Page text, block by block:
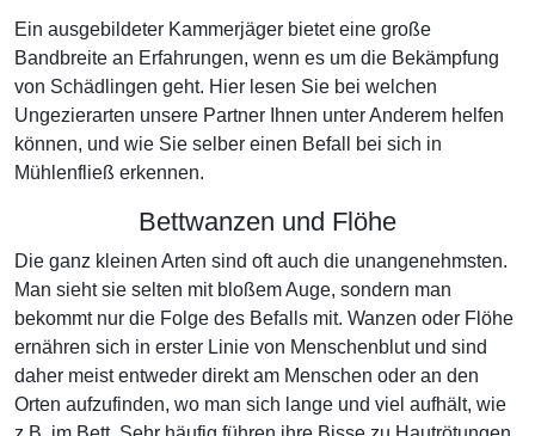
Ein ausgebildeter Kammerjäger bietet eine große
Bandbreite an Erfahrungen, wenn es um die Bekämpfung
von Schädlingen geht. Hier lesen Sie bei welchen
Ungezierarten unsere Partner Ihnen unter Anderem helfen
können, und wie Sie selber einen Befall bei sich in
Mühlenfließ erkennen.
Bettwanzen und Flöhe
Die ganz kleinen Arten sind oft auch die unangenehmsten.
Man sieht sie selten mit bloßem Auge, sondern man
bekommt nur die Folge des Befalls mit. Wanzen oder Flöhe
ernähren sich in erster Linie von Menschenblut und sind
daher meist entweder direkt am Menschen oder an den
Orten aufzufinden, wo man sich lange und viel aufhält, wie